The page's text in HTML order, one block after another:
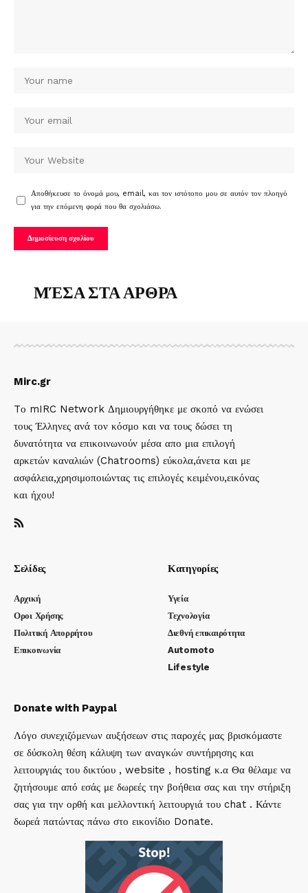
Αποθήκευσε το όνομά μου, email, και τον ιστότοπο μου σε αυτόν τον πλοηγό
για την επόμενη φορά που θα σχολιάσω.
ΜΈΣΑ ΣΤΑ ΑΡΘΡΑ
Mirc.gr
Tο mIRC Network Δημιουργήθηκε με σκοπό να ενώσει
τους Έλληνες ανά τον κόσμο και να τους δώσει τη
δυνατότητα να επικοινωνούν μέσα απο μια επιλογή
αρκετών καναλιών (Chatrooms) εύκολα,άνετα και με
ασφάλεια,χρησιμοποιώντας τις επιλογές κειμένου,εικόνας
και ήχου!
Σελίδες
Αρχική
Οροι Χρήσης
Πολιτική Απορρήτου
Επικοινωνία
Κατηγορίες
Υγεία
Τεχνολογία
Διεθνή επικαιρότητα
Automoto
Lifestyle
Donate with Paypal
Λόγο συνεχιζόμενων αυξήσεων στις παροχές μας βρισκόμαστε
σε δύσκολη θέση κάλυψη των αναγκών συντήρησης και
λειτουργιάς του δικτύου , website , hosting κ.α Θα θέλαμε να
ζητήσουμε από εσάς με δωρεές την βοήθεια σας και την στήριξη
σας για την ορθή και μελλοντική λειτουργιά του chat . Κάντε
δωρεά πατώντας πάνω στο εικονίδιο Donate.